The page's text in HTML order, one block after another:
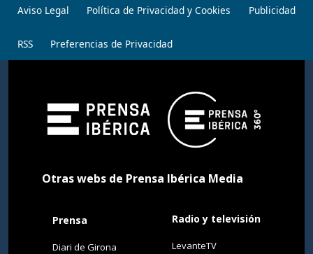
Aviso Legal Política de Privacidad y Cookies Publicidad
RSS Preferencias de Privacidad
Otras webs de Prensa Ibérica Media
Prensa
Diari de Girona
Radio y televisión
LevanteTV